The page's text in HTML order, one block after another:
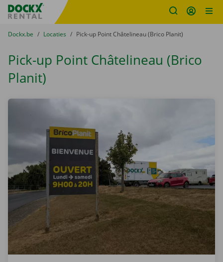
Fratello DEMO
U bevindt zich hier:
van
Dockx.be naar
Locaties naar
Pick-up Point Châtelineau (Brico Planit)
Pick-up Point Châtelineau (Brico
Planit)